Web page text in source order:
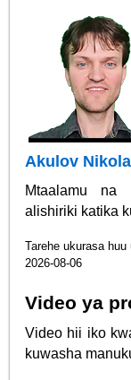
Akulov
Mtaalamu na
alishiriki katika
Tarehe ukurasa huu
2026-08-06
Video ya
Video hii iko
kuwasha